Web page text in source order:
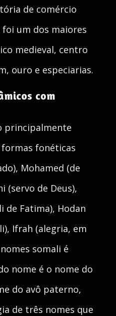
de comércio
um dos maiores
medieval, centro
ouro e especiarias.
com
principalmente
fonéticas
Mohamed (de
(servo de Deus),
de Fatima), Hodan
Ifrah (alegria, em
somali é
nome é o nome do
do avô paterno,
de três nomes que